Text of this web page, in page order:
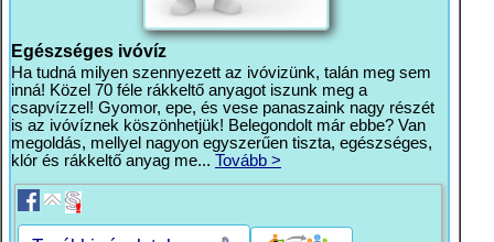
Egészséges ivóvíz
Ha tudná milyen szennyezett az ivóvizünk, talán meg sem
inná! Közel 70 féle rákkeltő anyagot iszunk meg a
csapvízzel! Gyomor, epe, és vese panaszaink nagy részét
is az ivóvíznek köszönhetjük! Belegondolt már ebbe? Van
megoldás, mellyel nagyon egyszerűen tiszta, egészséges,
klór és rákkeltő anyag me... Tovább >